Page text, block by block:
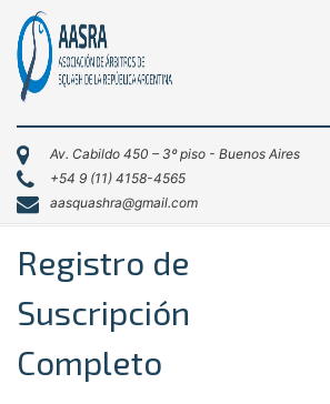
Av. Cabildo 450 – 3º piso - Buenos Aires
+54 9 (11) 4158-4565
aasquashra@gmail.com
Registro de
Suscripción
Completo